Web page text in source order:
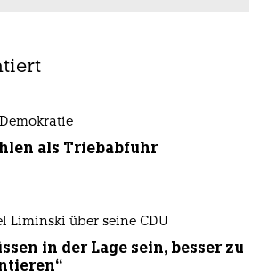
als Triebabfuhr
Liminski über seine CDU
in der Lage sein, besser zu